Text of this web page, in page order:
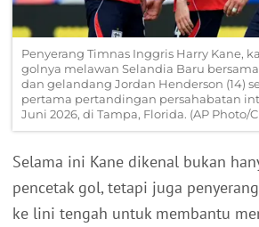
Penyerang Timnas Inggris Harry Kane,
golnya melawan Selandia Baru
dan gelandang Jordan Henderson (14)
pertama pertandingan persahabatan
Juni 2026, di Tampa, Florida. (AP Photo/
Selama ini Kane dikenal bukan
pencetak gol, tetapi juga
ke lini tengah untuk membantu